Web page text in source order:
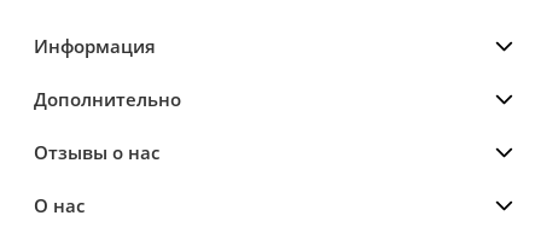
Информация
Дополнительно
Отзывы о нас
О нас